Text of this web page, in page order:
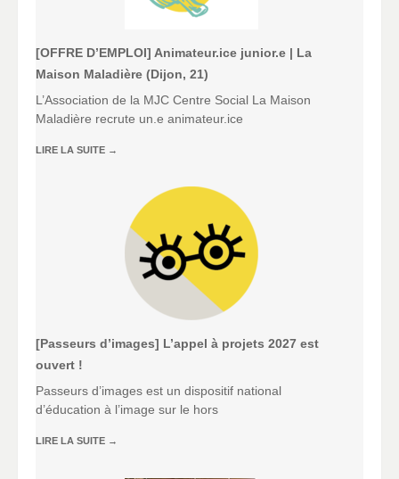
[OFFRE D’EMPLOI] Animateur.ice junior.e | La
Maison Maladière (Dijon, 21)
L’Association de la MJC Centre Social La Maison
Maladière recrute un.e animateur.ice
LIRE LA SUITE →
[Passeurs d’images] L’appel à projets 2027 est
ouvert !
Passeurs d’images est un dispositif national
d’éducation à l’image sur le hors
LIRE LA SUITE →